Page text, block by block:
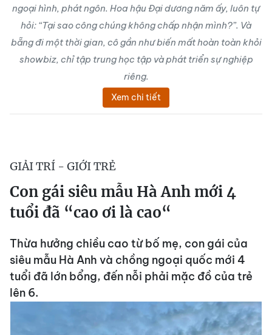
ngoại hình, phát ngôn. Hoa hậu Đại dương năm ấy, luôn tự
hỏi: “Tại sao công chúng không chấp nhận mình?”. Và
bẵng đi một thời gian, cô gần như biến mất hoàn toàn khỏi
showbiz, chỉ tập trung học tập và phát triển sự nghiệp
riêng.
Xem chi tiết
GIẢI TRÍ - GIỚI TRẺ
Con gái siêu mẫu Hà Anh mới 4
tuổi đã “cao ơi là cao“
Thừa hưởng chiều cao từ bố mẹ, con gái của
siêu mẫu Hà Anh và chồng ngoại quốc mới 4
tuổi đã lớn bổng, đến nỗi phải mặc đồ của trẻ
lên 6.